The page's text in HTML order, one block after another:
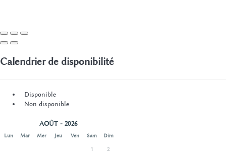
Calendrier de disponibilité
Disponible
Non disponible
AOÛT - 2026
Lun Mar Mer Jeu Ven Sam Dim
1 2